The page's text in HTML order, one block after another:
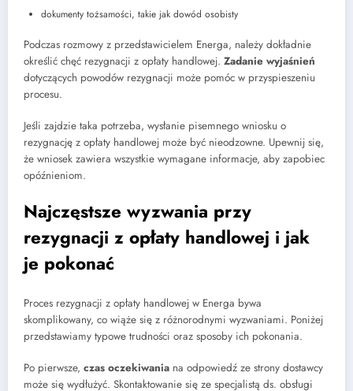
dokumenty tożsamości, takie jak dowód osobisty
Podczas rozmowy z przedstawicielem Energa, należy dokładnie
określić chęć rezygnacji z opłaty handlowej. Zadanie wyjaśnień
dotyczących powodów rezygnacji może pomóc w przyspieszeniu
procesu.
Jeśli zajdzie taka potrzeba, wysłanie pisemnego wniosku o
rezygnację z opłaty handlowej może być nieodzowne. Upewnij się,
że wniosek zawiera wszystkie wymagane informacje, aby zapobiec
opóźnieniom.
Najczęstsze wyzwania przy
rezygnacji z opłaty handlowej i jak
je pokonać
Proces rezygnacji z opłaty handlowej w Energa bywa
skomplikowany, co wiąże się z różnorodnymi wyzwaniami. Poniżej
przedstawiamy typowe trudności oraz sposoby ich pokonania.
Po pierwsze, czas oczekiwania na odpowiedź ze strony dostawcy
może się wydłużyć. Skontaktowanie się ze specjalistą ds. obsługi